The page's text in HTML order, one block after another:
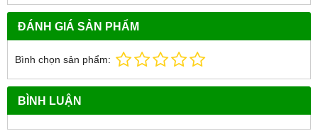
ĐÁNH GIÁ SẢN PHẨM
Bình chọn sản phẩm:
BÌNH LUẬN